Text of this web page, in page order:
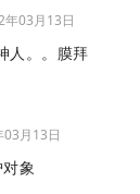
年03月13日
人。。膜拜
月13日
象